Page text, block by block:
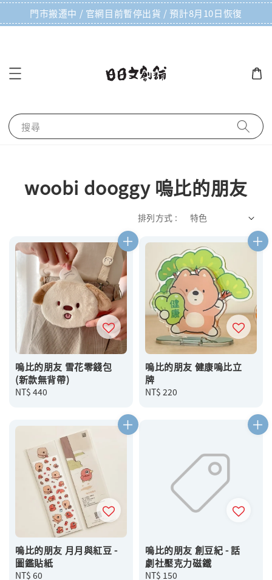
門市搬遷中 / 官網目前暫停出貨 / 預計8月10日恢復
搜尋
woobi dooggy 嗚比的朋友
排列方式 :
嗚比的朋友 雪花零錢包
(新款無背帶)
Regular
NT$ 440
嗚比的朋友 健康嗚比立
牌
Regular
NT$ 220
嗚比的朋友 月月與紅豆 -
圖鑑貼紙
Regular
NT$ 60
嗚比的朋友 創豆紀 - 話
劇社壓克力磁鐵
Regular
NT$ 150